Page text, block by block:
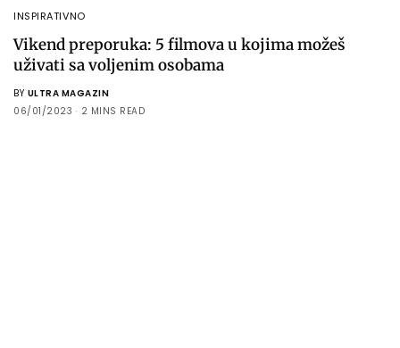
INSPIRATIVNO
Vikend preporuka: 5 filmova u kojima možeš
uživati sa voljenim osobama
BY ULTRA MAGAZIN
06/01/2023
2 MINS READ